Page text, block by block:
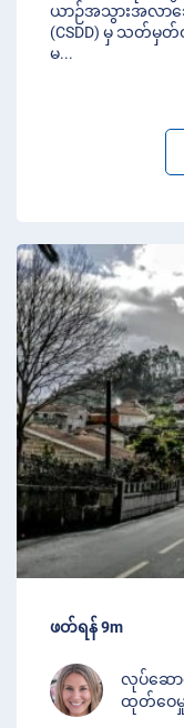
ယာဉ်အသွားအလာဘေ
(CSDD) မှ သတ်မှ
မ...
ဖတ်ရန် 9m
လုပ်ဆော
ထုတ်ဝေမှု